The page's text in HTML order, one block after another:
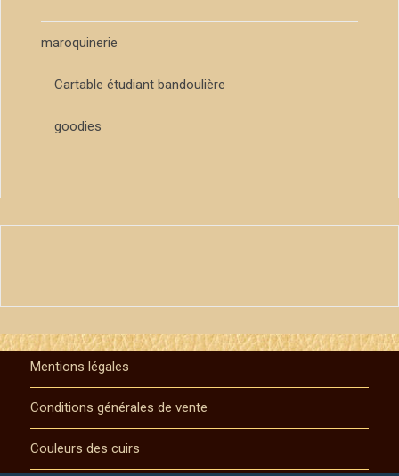
maroquinerie
Cartable étudiant bandoulière
goodies
Mentions légales
Conditions générales de vente
Couleurs des cuirs